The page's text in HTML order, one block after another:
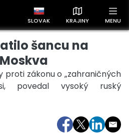
SLOVAK KRAJINY MENU
krajín
podľa krajín a získajte rýchly
šancu na
proti zákonu o „zahraničných
povedal vysoký ruský